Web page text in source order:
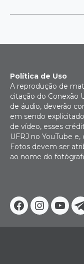
Facebook
Política de Uso
A reprodução de
citação do Conexão
de áudio, deverão
em sendo
de vídeo, esses
UFRJ no YouTube
Fotos devem ser
ao nome do